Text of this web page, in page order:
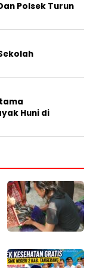
Polsek Turun
Huni di